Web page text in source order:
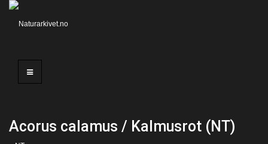
Acorus calamus / Kalmusrot (NT)